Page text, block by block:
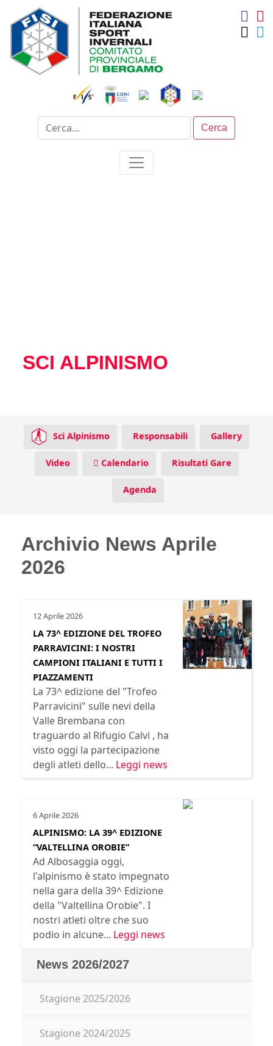
Cerca
SCI ALPINISMO
Sci Alpinismo Responsabili Gallery
Video Calendario Risultati Gare
Agenda
Archivio News Aprile
2026
12 Aprile 2026
LA 73^ EDIZIONE DEL TROFEO
PARRAVICINI: I NOSTRI
CAMPIONI ITALIANI E TUTTI I
PIAZZAMENTI
La 73^ edizione del "Trofeo
Parravicini" sulle nevi della
Valle Brembana con
traguardo al Rifugio Calvi , ha
visto oggi la partecipazione
degli atleti dello... Leggi news
6 Aprile 2026
ALPINISMO: LA 39^ EDIZIONE
“VALTELLINA OROBIE”
Ad Albosaggia oggi,
l'alpinismo è stato impegnato
nella gara della 39^ Edizione
della "Valtellina Orobie". I
nostri atleti oltre che suo
podio in alcune... Leggi news
News 2026/2027
Stagione 2025/2026
Stagione 2024/2025